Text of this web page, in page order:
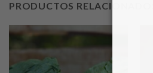
PRODUCTOS RELACIONADOS